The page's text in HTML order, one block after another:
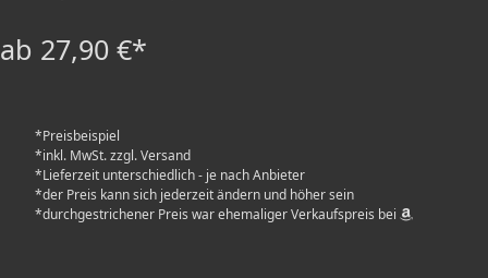
ab 27,90 €*
*Preisbeispiel
*inkl. MwSt. zzgl. Versand
*Lieferzeit unterschiedlich - je nach Anbieter
*der Preis kann sich jederzeit ändern und höher sein
*durchgestrichener Preis war ehemaliger Verkaufspreis bei